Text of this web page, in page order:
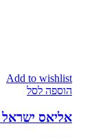
Add to wishlist
הוספה לסל
אליאס ישראל ALIAS